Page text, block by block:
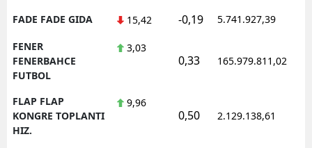
FADE FADE GIDA 15,42 -0,19 5.741.927,39
FENER
FENERBAHCE
FUTBOL
3,03
0,33 165.979.811,02
FLAP FLAP
KONGRE TOPLANTI
HIZ.
9,96
0,50 2.129.138,61